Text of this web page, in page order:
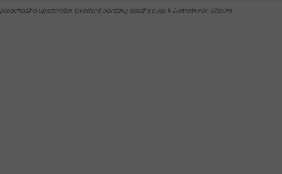
upozornění. Uvedené obrázky slouží pouze k ilustrativním účelům.